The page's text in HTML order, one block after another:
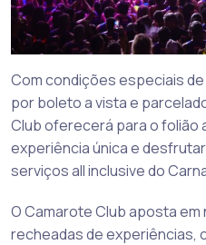
Com condições especiais
por boleto a vista e
Club oferecerá para o folião
experiência única e
serviços all inclusive do
O Camarote Club aposta
recheadas de experiências,